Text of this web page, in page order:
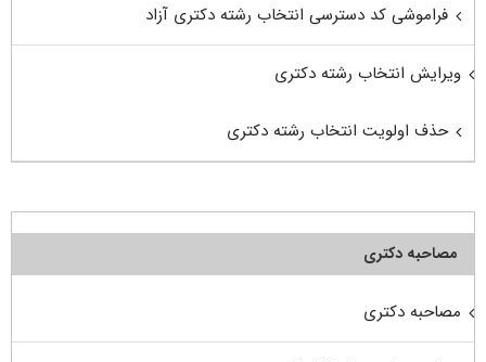
فراموشی کد دسترسی انتخاب رشته دکتری آزاد
ویرایش انتخاب رشته دکتری
حذف اولویت انتخاب رشته دکتری
مصاحبه دکتری
مصاحبه دکتری